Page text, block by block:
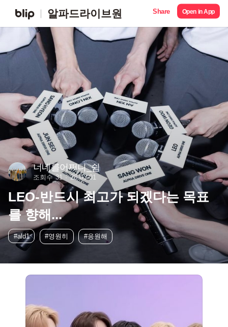
알파드라이브원 Share Open in App
너네를어쩌니_쉼
조회수 31 26.03.01
LEO-반드시 최고가 되겠다는 목표
를 향해...
#ald1 #영원히 #응원해